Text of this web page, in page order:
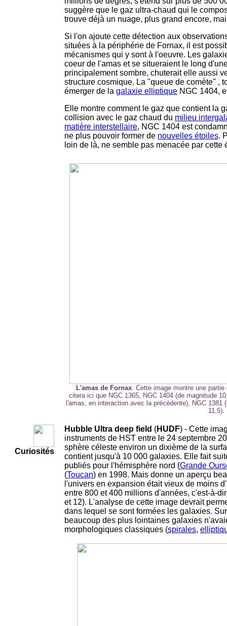
suggère que le gaz ultra-chaud qui le
trouve déjà un nuage, plus grand encore,
Si l'on ajoute cette détection aux
situées à la périphérie de Fornax, il est
mécanismes qui y sont à l'oeuvre. Les
coeur de l'amas et se situeraient le long
principalement sombre, chuterait elle aussi
structure cosmique. La "queue de comète" ,
émerger de la galaxie elliptique NGC 1404,
Elle montre comment le gaz que contient la
collision avec le gaz chaud du milieu
matière interstellaire, NGC 1404 est
ne plus pouvoir former de nouvelles étoiles.
loin de là, ne semble pas menacée par cette
-
L'amas de Fornax. Cette image montre une
citera ici que NGC 1365, NGC 1404 (de magnitude
l'amas, en interaction avec la précédente), NGC
11,5).
Curiosités
Hubble Ultra deep field (HUDF) - Cette
instruments de HST entre le 24 septembre
sphère céleste environ un dixième de la
contient jusqu'à 10 000 galaxies. Elle fait
publiés pour l'hémisphère nord (Grande
(Toucan) en 1998. Mais donne un aperçu
l'univers en expansion était vieux de moins
entre 800 et 400 millions d'années, c'est-à-
et 12). L'analyse de cette image devrait
dans lequel se sont formées les galaxies.
beaucoup des plus lointaines galaxies
morphologiques classiques (spirales,
-